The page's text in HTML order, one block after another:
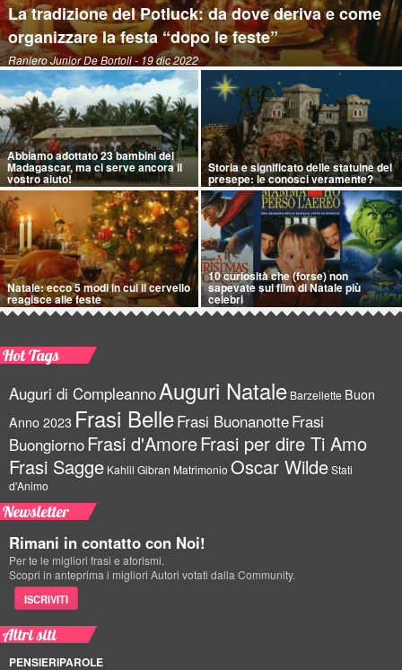
La tradizione del Potluck: da dove deriva e come
organizzare la festa “dopo le feste”
Raniero Junior De Bortoli- 19 dic 2022
Abbiamo adottato 23 bambini del
Madagascar, ma ci serve ancora il
vostro aiuto!
Storia e significato delle statuine del
presepe: le conosci veramente?
Natale: ecco 5 modi in cui il cervello
reagisce alle feste
10 curiosità che (forse) non
sapevate sui film di Natale più
celebri
Hot Tags
Auguri di CompleannoAuguri Natale Barzellette Buon
Anno 2023 Frasi BelleFrasi BuonanotteFrasi
BuongiornoFrasi d'AmoreFrasi per dire Ti Amo
Frasi Sagge Kahlil Gibran Matrimonio Oscar WildeStati
d'Animo
Newsletter
Rimani in contatto con Noi!
Per te le migliori frasi e aforismi.
Scopri in anteprima i migliori Autori votati dalla Community.
ISCRIVITI
Altri siti
PENSIERIPAROLE